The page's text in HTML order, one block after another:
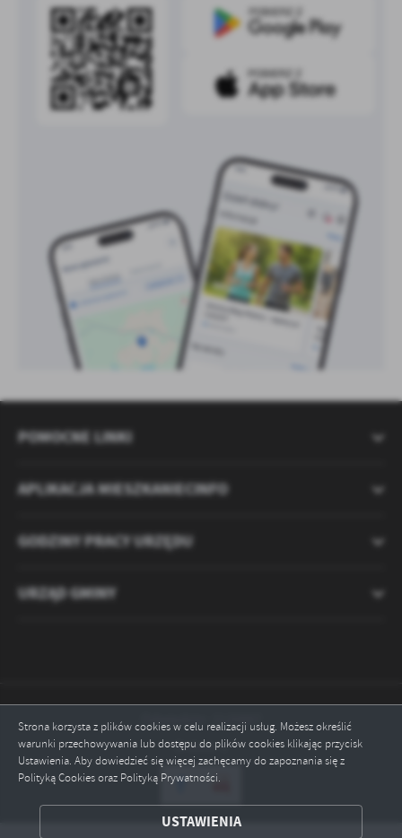
Strona korzysta z plików cookies w celu realizacji usług. Możesz określić
warunki przechowywania lub dostępu do plików cookies klikając przycisk
Ustawienia. Aby dowiedzieć się więcej zachęcamy do zapoznania się z
Polityką Cookies oraz Polityką Prywatności.
USTAWIENIA
POMOCNE LINKI
APLIKACJA MIESZKANIECINFO
GODZINY PRACY URZĘDU
URZĄD GMINY
Odwiedzin: 2120887
Online: 1